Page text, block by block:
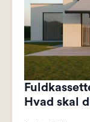
Hvad skal